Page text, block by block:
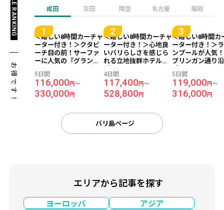
お得です！
成田 羽田 関空 名古屋 福岡
＜嬉しい8時間カーチャ
ーター付き！＞クタビ
ーチ目の前！サーファ
ーに人気の『グランド
【往復日本語送迎付
き】 バリ島 5日間-成田
発着×マレーシア航空利
5日間
116,000円～
330,000円
＜嬉しい8時間カーチャ
ーター付き！＞心地良
いバリらしさを感じら
れる立地抜群ホテル
リゾート』宿泊 【往復
日本語送迎付き】 バリ
島4日間 -成田午後発×
4日間
117,400 円～
528,800 円
＜嬉しい8時間カ
ーター付き！＞
ンプールが人気
ブリンガン通り
トゥジンバー』
【往復日本語送
き】 バリ島 5日
5日間
119,000円～
316,000円
バリ島ページ
エリアから記事を探す
ヨーロッパ
アジア